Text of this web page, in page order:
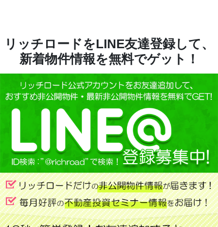
リッチロードをLINE友達登録して、
新着物件情報を無料でゲット！